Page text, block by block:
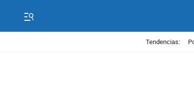
Tendencias: